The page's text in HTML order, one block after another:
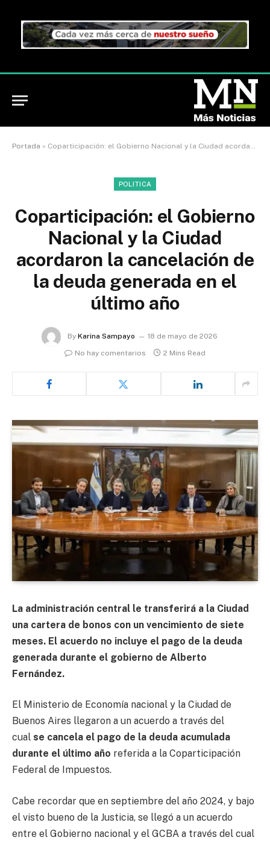
Portada » Coparticipación: el Gobierno Nacional y la Ciudad acordaron la cancelación de la deuda generada en el último año
POLITICA
Coparticipación: el Gobierno
Nacional y la Ciudad
acordaron la cancelación de
la deuda generada en el
último año
By Karina Sampayo
18 de mayo de 2026
No hay comentarios
2 Mins Read
La administración central le transferirá a la Ciudad
una cartera de bonos con un vencimiento de siete
meses. El acuerdo no incluye el pago de la deuda
generada durante el gobierno de Alberto
Fernández.
El Ministerio de Economía nacional y la Ciudad de
Buenos Aires llegaron a un acuerdo a través del
cual se cancela el pago de la deuda acumulada
durante el último año referida a la Coparticipación
Federal de Impuestos.
Cabe recordar que en septiembre del año 2024, y bajo
el visto bueno de la Justicia, se llegó a un acuerdo
entre el Gobierno nacional y el GCBA a través del cual